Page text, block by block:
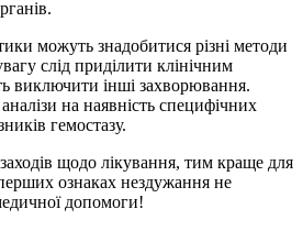
можуть знадобитися різні методи
слід приділити клінічним
виключити інші захворювання.
на наявність специфічних
гемостазу.
щодо лікування, тим краще для
ознаках нездужання не
допомоги!